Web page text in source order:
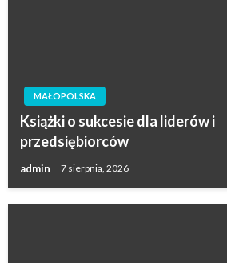
MAŁOPOLSKA
Książki o sukcesie dla liderów i
przedsiębiorców
admin 7 sierpnia, 2026